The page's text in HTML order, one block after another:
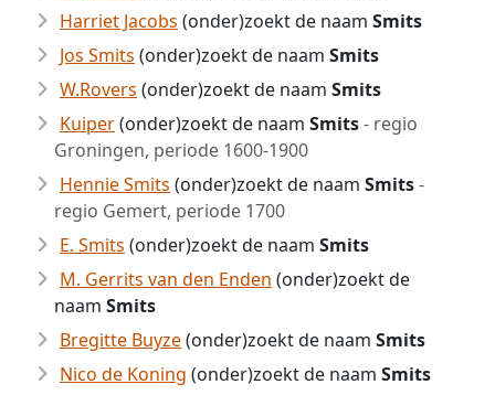
Harriet Jacobs (onder)zoekt de naam Smits
Jos Smits (onder)zoekt de naam Smits
W.Rovers (onder)zoekt de naam Smits
Kuiper(onder)zoekt de naam Smits- regio
Groningen, periode 1600-1900
Hennie Smits (onder)zoekt de naam Smits-
regio Gemert, periode 1700
E. Smits (onder)zoekt de naam Smits
M. Gerrits van den Enden (onder)zoekt de
naam Smits
Bregitte Buyze(onder)zoekt de naam Smits
Nico de Koning (onder)zoekt de naam Smits